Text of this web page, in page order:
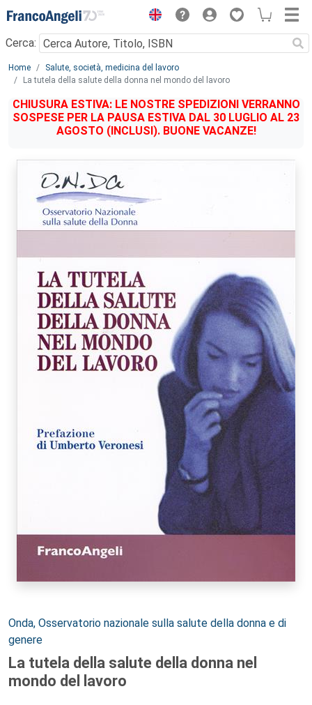
Menu
Cerca:
Main content
Home
Salute, società, medicina del lavoro
La tutela della salute della donna nel mondo del lavoro
CHIUSURA ESTIVA: LE NOSTRE SPEDIZIONI VERRANNO
SOSPESE PER LA PAUSA ESTIVA DAL 30 LUGLIO AL 23
AGOSTO (INCLUSI). BUONE VACANZE!
Autori:
Onda, Osservatorio nazionale sulla salute della donna e di
genere
La tutela della salute della donna nel
mondo del lavoro